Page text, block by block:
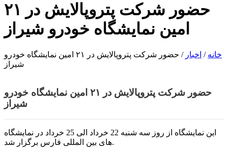
حضور شرکت پتروپالایش در ۲۱
امین نمایشگاه خودرو شیراز
خانه / اخبار
/ حضور شرکت پتروپالایش در ۲۱ امین نمایشگاه خودرو
شیراز
حضور شرکت پتروپالایش در ۲۱ امین نمایشگاه خودرو
شیراز
این نمایشگاه از روز سه شنبه 22 خرداد الی 25 خرداد در نمایشگاه
های بین المللی فارس برگزار شد.